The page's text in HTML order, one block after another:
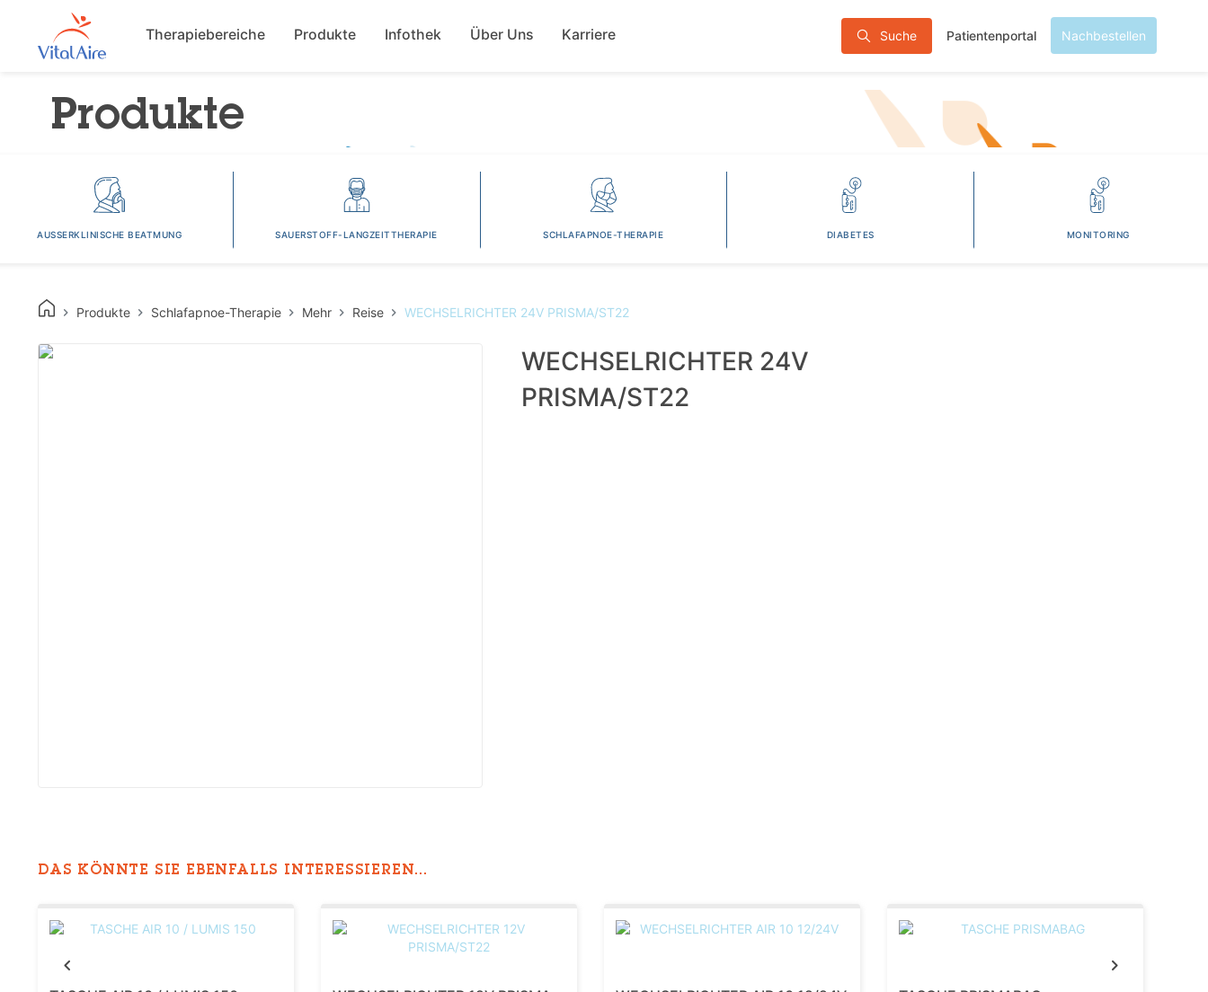
zum
Suche Patientenportal Nachbestellen
Main navigation
Therapiebereiche Produkte Infothek Über Uns Karriere
Produkte
AUSSERKLINISCHE BEATMUNG SAUERSTOFF-LANGZEITTHERAPIE SCHLAFAPNOE-THERAPIE DIABETES MONITORING
Produkte Schlafapnoe-Therapie Mehr Reise WECHSELRICHTER 24V PRISMA/ST22
WECHSELRICHTER 24V
PRISMA/ST22
DAS KÖNNTE SIE EBENFALLS INTERESSIEREN...